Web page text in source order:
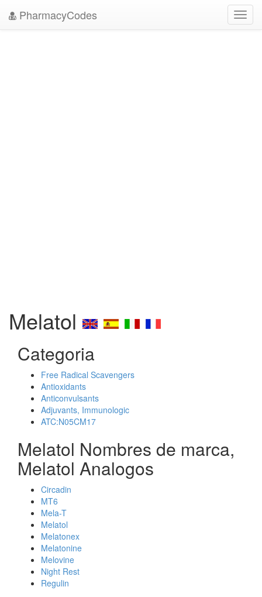
PharmacyCodes
Melatol
Categoria
Free Radical Scavengers
Antioxidants
Anticonvulsants
Adjuvants, Immunologic
ATC:N05CM17
Melatol Nombres de marca,
Melatol Analogos
Circadin
MT6
Mela-T
Melatol
Melatonex
Melatonine
Melovine
Night Rest
Regulin